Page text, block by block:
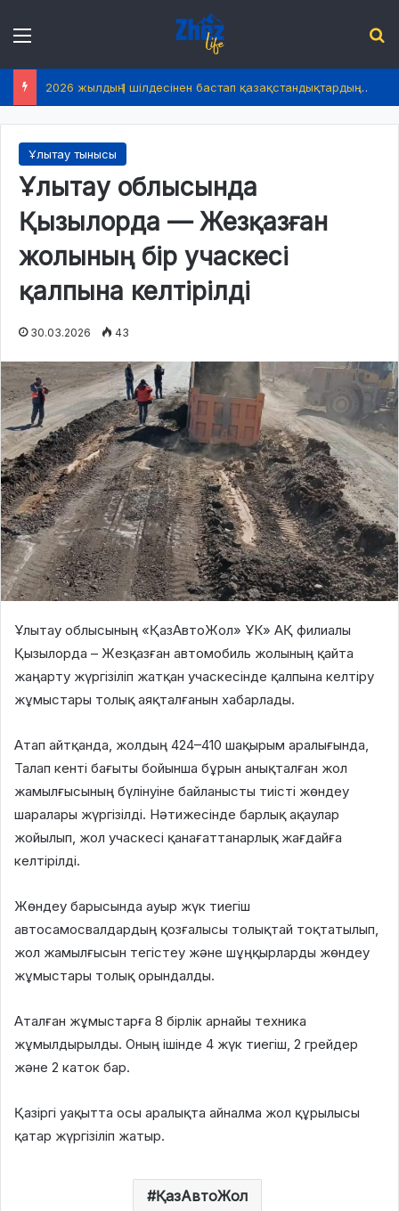
2026 жылдың 1 шілдесінен бастап қазақстандықтардың өмірінде не өзгереді?
Ұлытау тынысы
Ұлытау облысында
Қызылорда — Жезқазған
жолының бір учаскесі
қалпына келтірілді
30.03.2026 43
Ұлытау облысының «ҚазАвтоЖол» ҰК» АҚ филиалы
Қызылорда – Жезқазған автомобиль жолының қайта
жаңарту жүргізіліп жатқан учаскесінде қалпына келтіру
жұмыстары толық аяқталғанын хабарлады.
Атап айтқанда, жолдың 424–410 шақырым аралығында,
Талап кенті бағыты бойынша бұрын анықталған жол
жамылғысының бүлінуіне байланысты тиісті жөндеу
шаралары жүргізілді. Нәтижесінде барлық ақаулар
жойылып, жол учаскесі қанағаттанарлық жағдайға
келтірілді.
Жөндеу барысында ауыр жүк тиегіш
автосамосвалдардың қозғалысы толықтай тоқтатылып,
жол жамылғысын тегістеу және шұңқырларды жөндеу
жұмыстары толық орындалды.
Аталған жұмыстарға 8 бірлік арнайы техника
жұмылдырылды. Оның ішінде 4 жүк тиегіш, 2 грейдер
және 2 каток бар.
Қазіргі уақытта осы аралықта айналма жол құрылысы
қатар жүргізіліп жатыр.
ҚазАвтоЖол